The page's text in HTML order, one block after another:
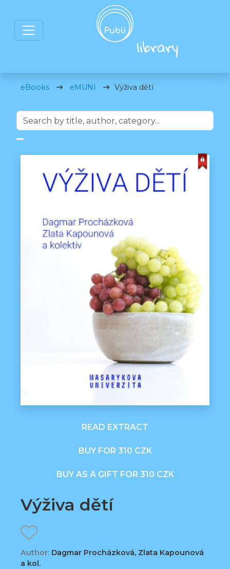
eBooks eMUNI Výživa dětí
READ EXTRACT
BUY FOR 310 CZK
BUY AS A GIFT FOR 310 CZK
Výživa dětí
Author: Dagmar Procházková, Zlata Kapounová
a kol.